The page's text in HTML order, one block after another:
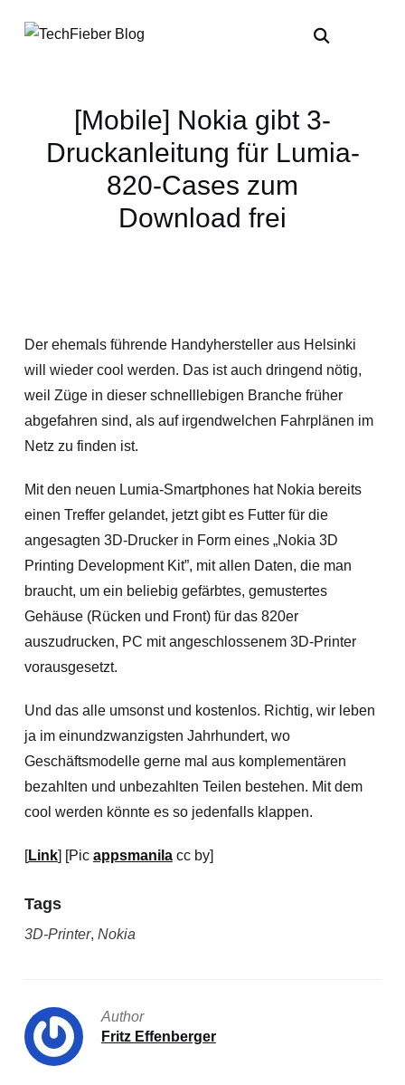
[Mobile] Nokia gibt 3-
Druckanleitung für Lumia-
820-Cases zum
Download frei
Der ehemals führende Handyhersteller aus Helsinki
will wieder cool werden. Das ist auch dringend nötig,
weil Züge in dieser schnelllebigen Branche früher
abgefahren sind, als auf irgendwelchen Fahrplänen im
Netz zu finden ist.
Mit den neuen Lumia-Smartphones hat Nokia bereits
einen Treffer gelandet, jetzt gibt es Futter für die
angesagten 3D-Drucker in Form eines „Nokia 3D
Printing Development Kit”, mit allen Daten, die man
braucht, um ein beliebig gefärbtes, gemustertes
Gehäuse (Rücken und Front) für das 820er
auszudrucken, PC mit angeschlossenem 3D-Printer
vorausgesetzt.
Und das alle umsonst und kostenlos. Richtig, wir leben
ja im einundzwanzigsten Jahrhundert, wo
Geschäftsmodelle gerne mal aus komplementären
bezahlten und unbezahlten Teilen bestehen. Mit dem
cool werden könnte es so jedenfalls klappen.
[Link] [Pic appsmanilacc by]
Tags
3D-Printer, Nokia
Author
Fritz Effenberger